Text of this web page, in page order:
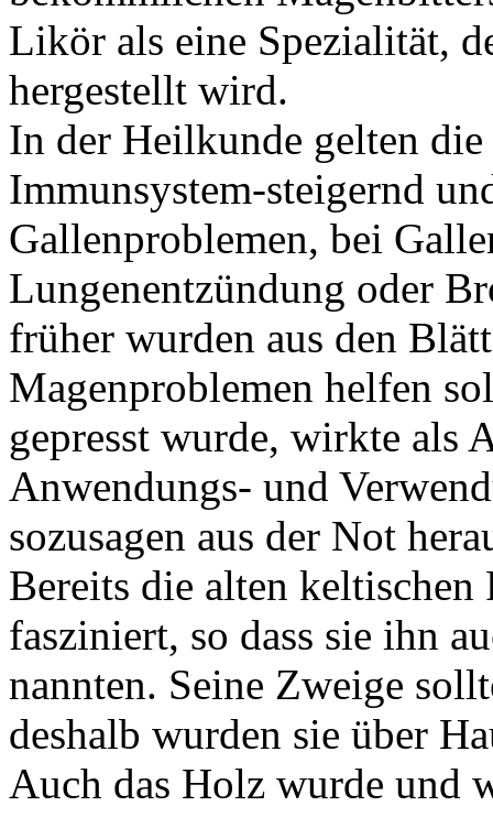
Likör als eine Spezialität,
hergestellt wird.
In der Heilkunde gelten
Immunsystem-steigernd
Gallenproblemen, bei
Lungenentzündung oder
früher wurden aus den
Magenproblemen helfen
gepresst wurde, wirkte als
Anwendungs- und
sozusagen aus der Not
Bereits die alten keltischen
fasziniert, so dass sie ihn
nannten. Seine Zweige
deshalb wurden sie über
Auch das Holz wurde und